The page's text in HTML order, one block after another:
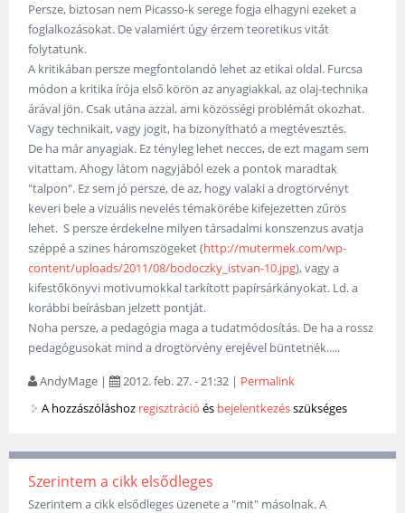
Persze, biztosan nem Picasso-k serege fogja elhagyni ezeket a
foglalkozásokat. De valamiért úgy érzem teoretikus vitát
folytatunk.
A kritikában persze megfontolandó lehet az etikai oldal. Furcsa
módon a kritika írója első körön az anyagiakkal, az olaj-technika
árával jön. Csak utána azzal, ami közösségi problémát okozhat.
Vagy technikait, vagy jogit, ha bizonyítható a megtévesztés.
De ha már anyagiak. Ez tényleg lehet necces, de ezt magam sem
vitattam. Ahogy látom nagyjából ezek a pontok maradtak
"talpon". Ez sem jó persze, de az, hogy valaki a drogtörvényt
keveri bele a vizuális nevelés témakörébe kifejezetten zűrös
lehet. S persze érdekelne milyen társadalmi konszenzus avatja
széppé a szines háromszögeket (http://mutermek.com/wp-
content/uploads/2011/08/bodoczky_istvan-10.jpg), vagy a
kifestőkönyvi motivumokkal tarkított papírsárkányokat. Ld. a
korábbi beírásban jelzett pontját.
Noha persze, a pedagógia maga a tudatmódosítás. De ha a rossz
pedagógusokat mind a drogtörvény erejével büntetnék.....
AndyMage | 2012. feb. 27. - 21:32 | Permalink
A hozzászóláshoz regisztráció és bejelentkezésszükséges
Szerintem a cikk elsődleges
Szerintem a cikk elsődleges üzenete a "mit" másolnak. A